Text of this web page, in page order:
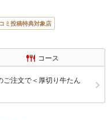
ミ投稿特典対象店
コース
ご注文で＜厚切り牛たん